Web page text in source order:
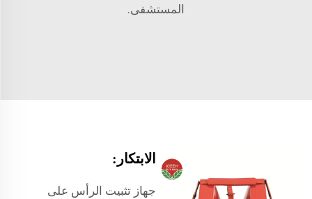
المستشفى.
الابتكار:
جهاز تثبيت الرأس على